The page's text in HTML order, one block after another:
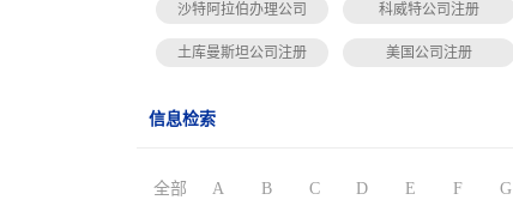
沙特阿拉伯办理公司 科威特公司注册
土库曼斯坦公司注册 美国公司注册
信息检索
全部 A B C D E F G